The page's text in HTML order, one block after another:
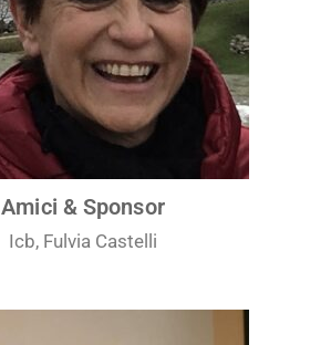
Amici & Sponsor
Icb, Fulvia Castelli